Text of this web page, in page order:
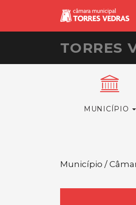
TORRES
MUNICÍPIO
Município /